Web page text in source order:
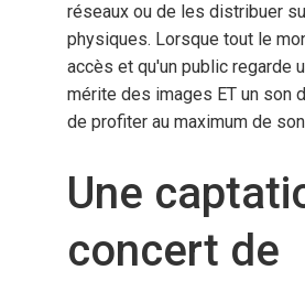
réseaux ou de les distribuer
physiques. Lorsque tout le
accès et qu'un public regarde
mérite des images ET un son
de profiter au maximum de
Une
concert de